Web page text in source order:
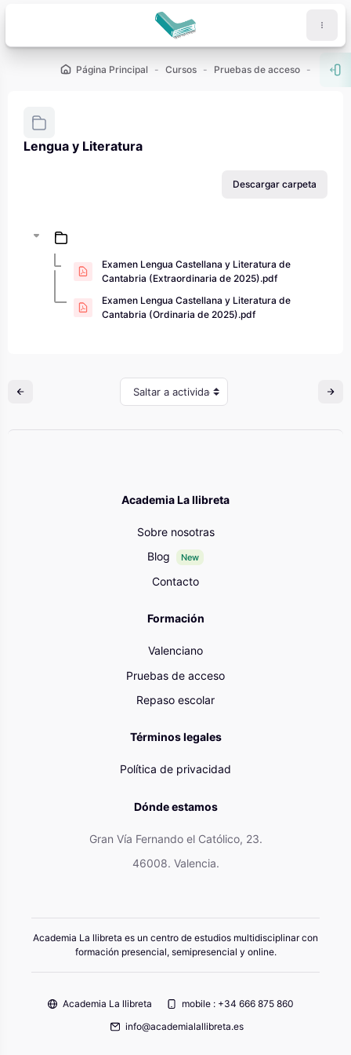
Página Principal Cursos Pruebas de acceso PAU -
Lengua y Literatura
Descargar carpeta
Examen Lengua Castellana y Literatura de
Cantabria (Extraordinaria de 2025).pdf
Examen Lengua Castellana y Literatura de
Cantabria (Ordinaria de 2025).pdf
Saltar a actividad
Academia La llibreta
Sobre nosotras
Blog
New
Contacto
Formación
Valenciano
Pruebas de acceso
Repaso escolar
Términos legales
Política de privacidad
Dónde estamos
Gran Vía Fernando el Católico, 23.
46008. Valencia.
Academia La llibreta es un centro de estudios multidisciplinar con
formación presencial, semipresencial y online.
Academia La llibreta
mobile : +34 666 875 860
info@academialallibreta.es